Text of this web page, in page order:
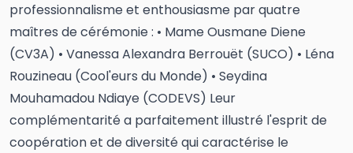
professionnalisme et enthousiasme par quatre
maîtres de cérémonie : • Mame Ousmane Diene
(CV3A) • Vanessa Alexandra Berrouët (SUCO) • Léna
Rouzineau (Cool'eurs du Monde) • Seydina
Mouhamadou Ndiaye (CODEVS) Leur
complémentarité a parfaitement illustré l'esprit de
coopération et de diversité qui caractérise le